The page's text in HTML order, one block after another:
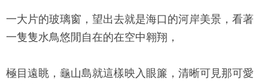
一大片的玻璃窗，望出去就是海口的河岸美景，看著
一隻隻水鳥悠閒自在的在空中翱翔，
極目遠眺，龜山島就這樣映入眼簾，清晰可見那可愛